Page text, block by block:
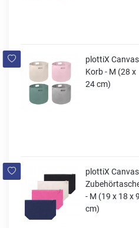
plottiX Canvas
Korb - M (28 x
24 cm)
plottiX Canvas
- M (19 x 18 x 9
cm)